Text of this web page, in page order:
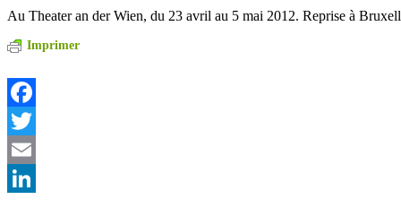
Au Theater an der Wien, du 23 avril au 5 mai 2012. Reprise à
Imprimer
Facebook
Twitter
Email